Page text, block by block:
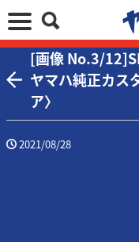
[画像 No.3/
ヤマハ純正カス
ア〉
2021/08/28